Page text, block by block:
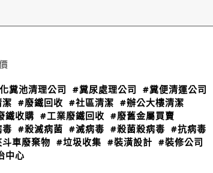
糞池清理公司 #糞尿處理公司 #糞便清運公司
#廢鐵回收 #社區清潔 #辦公大樓清潔
鐵收購 #工業廢鐵回收 #廢舊金屬買賣
#殺滅病菌 #滅病毒 #殺菌殺病毒 #抗病毒
車廢棄物 #垃圾收集 #裝潢設計 #裝修公司
中心